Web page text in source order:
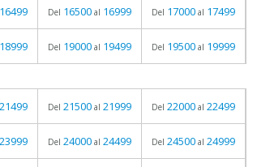
16499 Del 16500 al 16999 Del 17000 al 17499
18999 Del 19000 al 19499 Del 19500 al 19999
21499 Del 21500 al 21999 Del 22000 al 22499
23999 Del 24000 al 24499 Del 24500 al 24999